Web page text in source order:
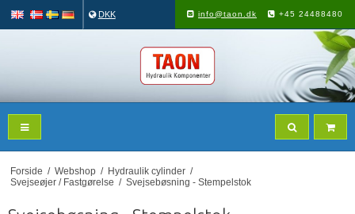
DKK info@taon.dk +45 24488480
Forside / Webshop / Hydraulik cylinder /
Svejseøjer / Fastgørelse / Svejsebøsning - Stempelstok